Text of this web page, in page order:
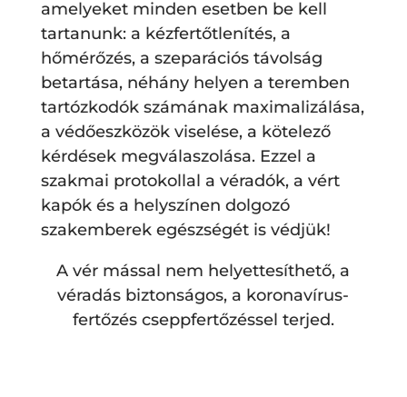
amelyeket minden esetben be kell
tartanunk: a kézfertőtlenítés, a
hőmérőzés, a szeparációs távolság
betartása, néhány helyen a teremben
tartózkodók számának maximalizálása,
a védőeszközök viselése, a kötelező
kérdések megválaszolása. Ezzel a
szakmai protokollal a véradók, a vért
kapók és a helyszínen dolgozó
szakemberek egészségét is védjük!
A vér mással nem helyettesíthető, a
véradás biztonságos, a koronavírus-
fertőzés cseppfertőzéssel terjed.